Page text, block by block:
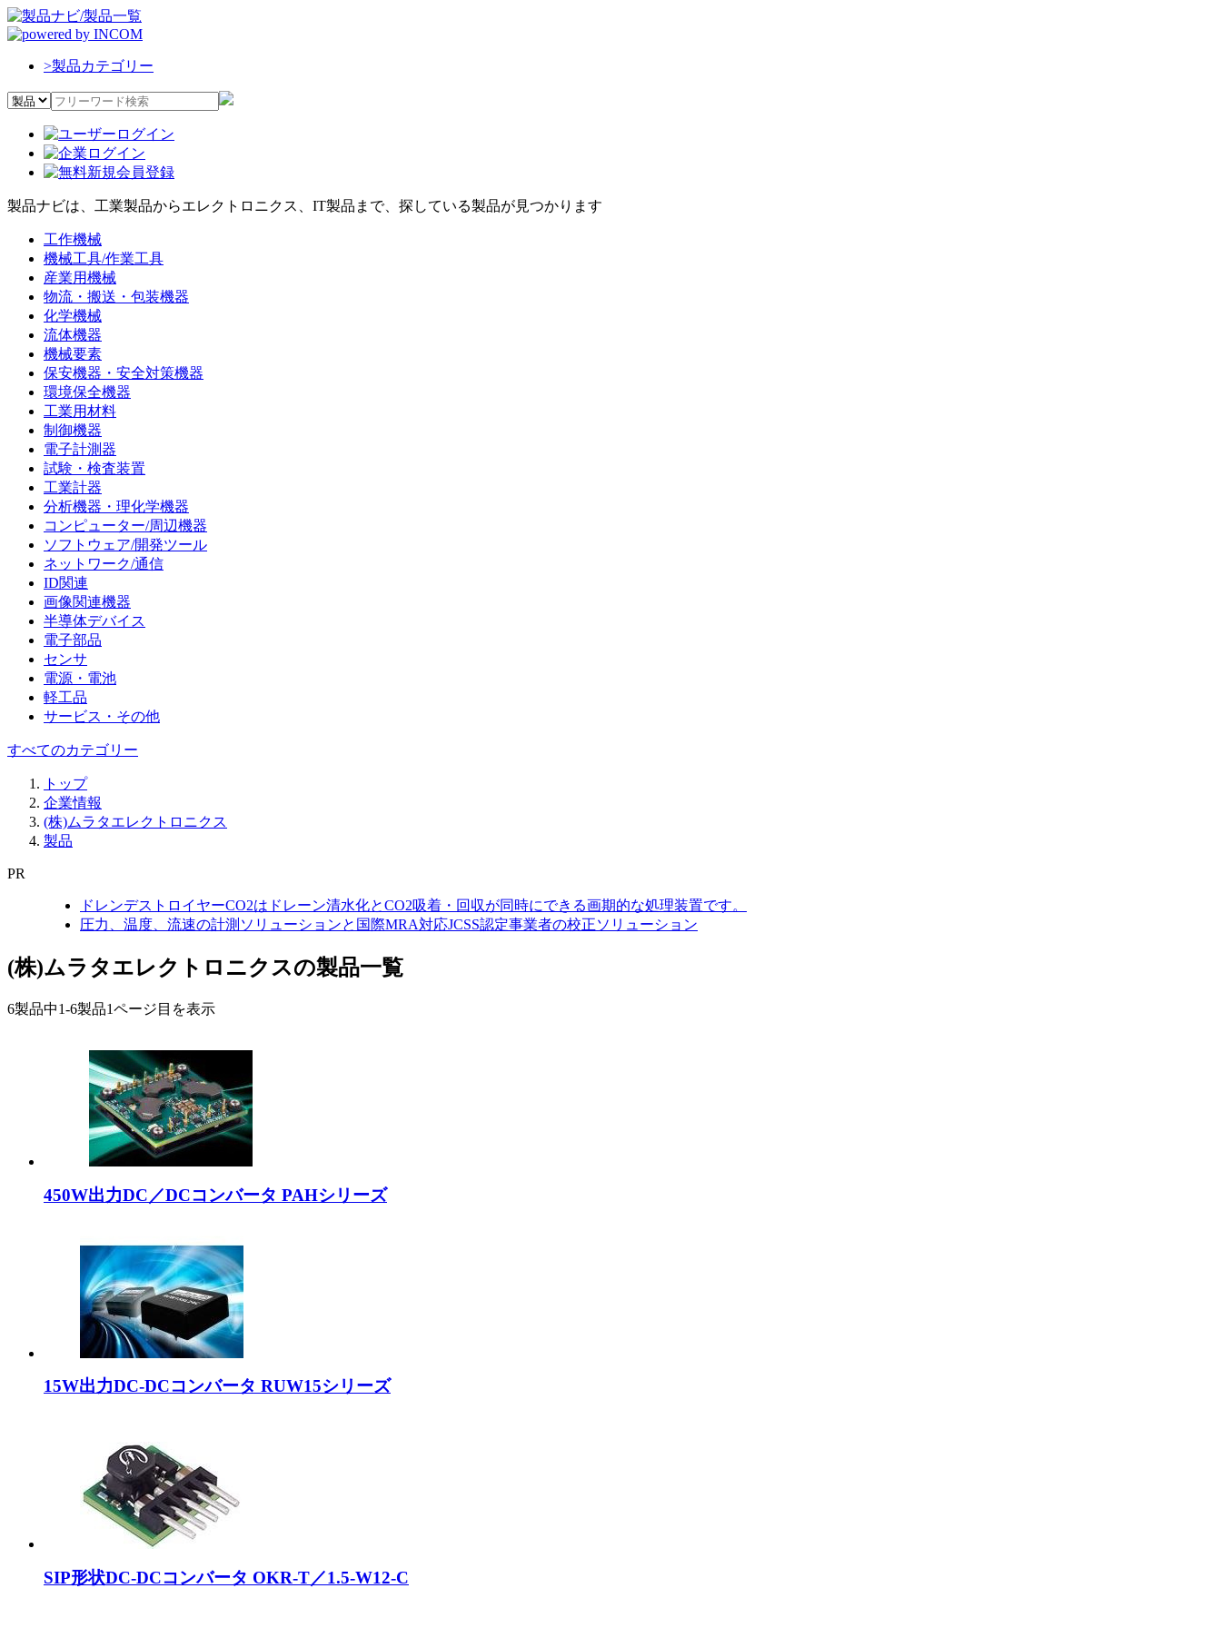
>製品カテゴリー
製品ナビは、工業製品からエレクトロニクス、IT製品まで、探している製品が見つかります
工作機械
機械工具/作業工具
産業用機械
物流・搬送・包装機器
化学機械
流体機器
機械要素
保安機器・安全対策機器
環境保全機器
工業用材料
制御機器
電子計測器
試験・検査装置
工業計器
分析機器・理化学機器
コンピューター/周辺機器
ソフトウェア/開発ツール
ネットワーク/通信
ID関連
画像関連機器
半導体デバイス
電子部品
センサ
電源・電池
軽工品
サービス・その他
すべてのカテゴリー
トップ
企業情報
(株)ムラタエレクトロニクス
製品
PR
ドレンデストロイヤーCO2はドレーン清水化とCO2吸着・回収が同時にできる画期的な処理装置です。
圧力、温度、流速の計測ソリューションと国際MRA対応JCSS認定事業者の校正ソリューション
(株)ムラタエレクトロニクスの製品一覧
6製品中1-6製品1ページ目を表示
450W出力DC／DCコンバータ PAHシリーズ
15W出力DC-DCコンバータ RUW15シリーズ
SIP形状DC-DCコンバータ OKR-T／1.5-W12-C